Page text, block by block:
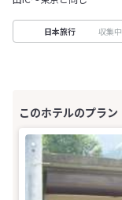
日本旅行 収集中